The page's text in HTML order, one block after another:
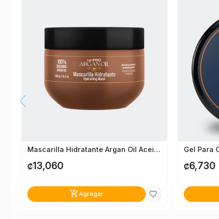
Mascarilla Hidratante Argan Oil Aceite Argán
₡13,060
add_shopping_cartAgregar favorite_border
₡6,730